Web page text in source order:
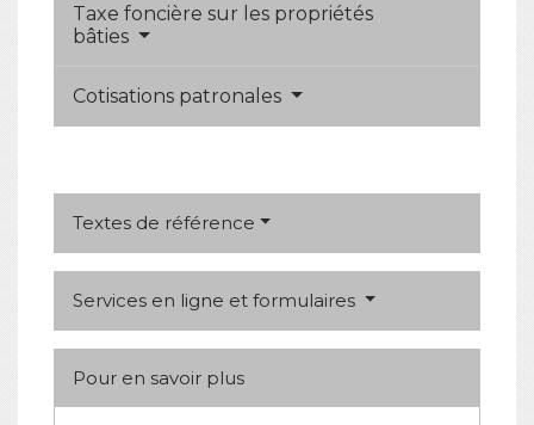
Taxe foncière sur les propriétés
bâties
Cotisations patronales
Textes de référence
Services en ligne et formulaires
Pour en savoir plus